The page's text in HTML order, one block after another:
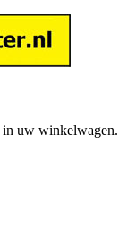
in uw winkelwagen.